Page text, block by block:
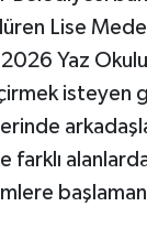
Lise
Yaz Okulu
isteyen
farklı